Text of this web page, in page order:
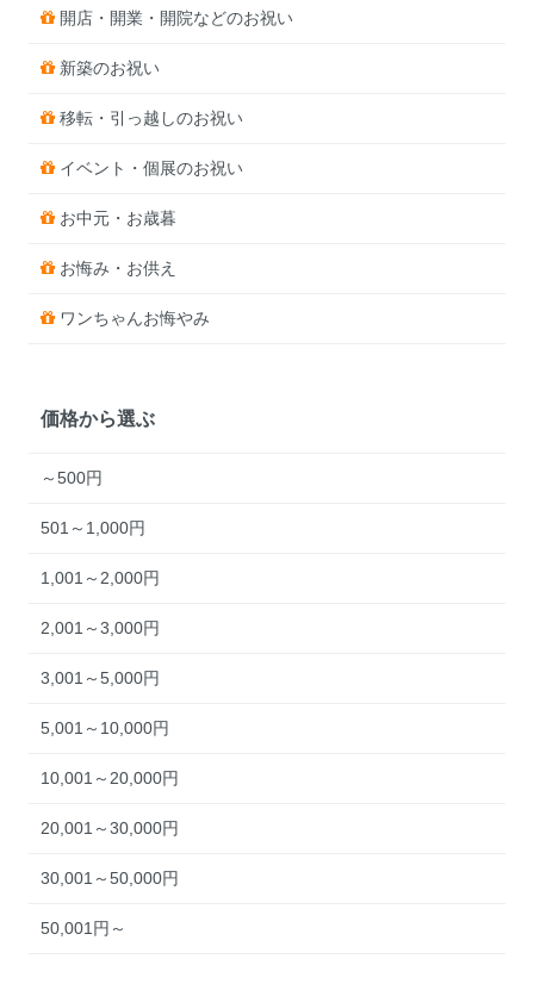
開店・開業・開院などのお祝い
新築のお祝い
移転・引っ越しのお祝い
イベント・個展のお祝い
お中元・お歳暮
お悔み・お供え
ワンちゃんお悔やみ
価格から選ぶ
～500円
501～1,000円
1,001～2,000円
2,001～3,000円
3,001～5,000円
5,001～10,000円
10,001～20,000円
20,001～30,000円
30,001～50,000円
50,001円～